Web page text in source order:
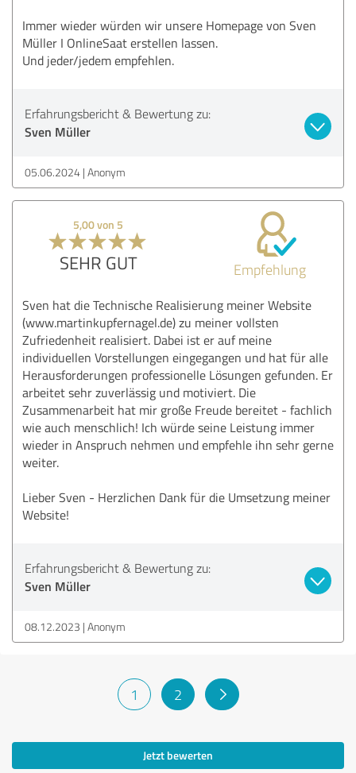
Immer wieder würden wir unsere Homepage von Sven
Müller I OnlineSaat erstellen lassen.
Und jeder/jedem empfehlen.
Erfahrungsbericht & Bewertung zu:
Sven Müller
05.06.2024 Anonym
5,00 von 5
SEHR GUT Empfehlung
Sven hat die Technische Realisierung meiner Website
(www.martinkupfernagel.de) zu meiner vollsten
Zufriedenheit realisiert. Dabei ist er auf meine
individuellen Vorstellungen eingegangen und hat für alle
Herausforderungen professionelle Lösungen gefunden. Er
arbeitet sehr zuverlässig und motiviert. Die
Zusammenarbeit hat mir große Freude bereitet - fachlich
wie auch menschlich! Ich würde seine Leistung immer
wieder in Anspruch nehmen und empfehle ihn sehr gerne
weiter.
Lieber Sven - Herzlichen Dank für die Umsetzung meiner
Website!
Erfahrungsbericht & Bewertung zu:
Sven Müller
08.12.2023 Anonym
1 2
Jetzt bewerten